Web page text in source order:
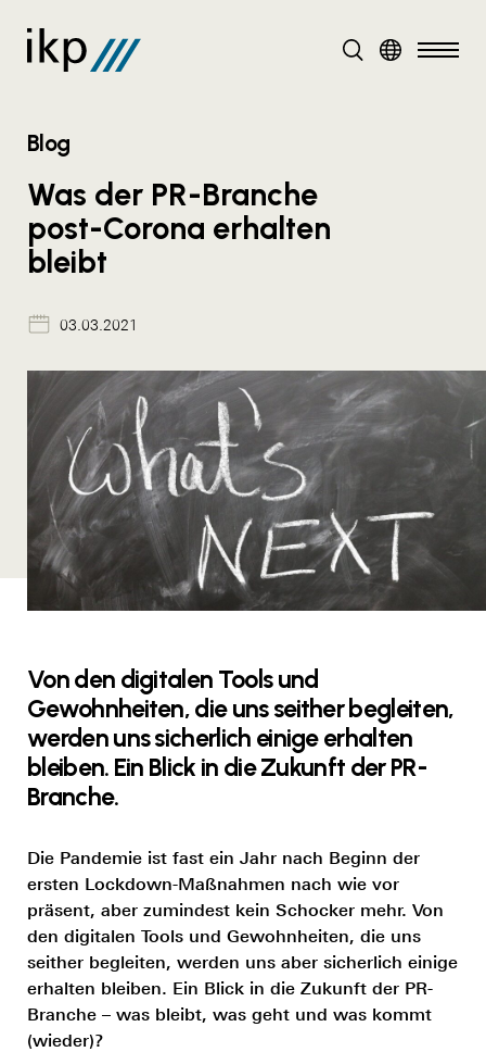
DE
Blog
Was der PR-Branche
post-Corona erhalten
bleibt
03.03.2021
Von den digitalen Tools und
Gewohnheiten, die uns seither begleiten,
werden uns sicherlich einige erhalten
bleiben. Ein Blick in die Zukunft der PR-
Branche.
Die Pandemie ist fast ein Jahr nach Beginn der
ersten Lockdown-Maßnahmen nach wie vor
präsent, aber zumindest kein Schocker mehr. Von
den digitalen Tools und Gewohnheiten, die uns
seither begleiten, werden uns aber sicherlich einige
erhalten bleiben. Ein Blick in die Zukunft der PR-
Branche – was bleibt, was geht und was kommt
(wieder)?